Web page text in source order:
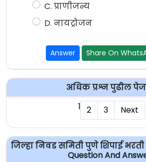
C. प्राणीजन्य
D. नायट्रोजन
Answer Share On
अधिक प्रश्न पुढील
1 2 3 Next
जिल्हा निवड समिती पुणे शिपाई
Question And